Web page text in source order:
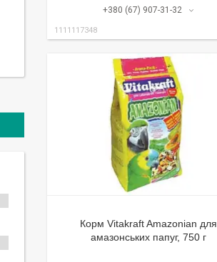
+380 (67) 907-31-32
1111117348
Корм Vitakraft Amazonian для
амазонських папуг, 750 г